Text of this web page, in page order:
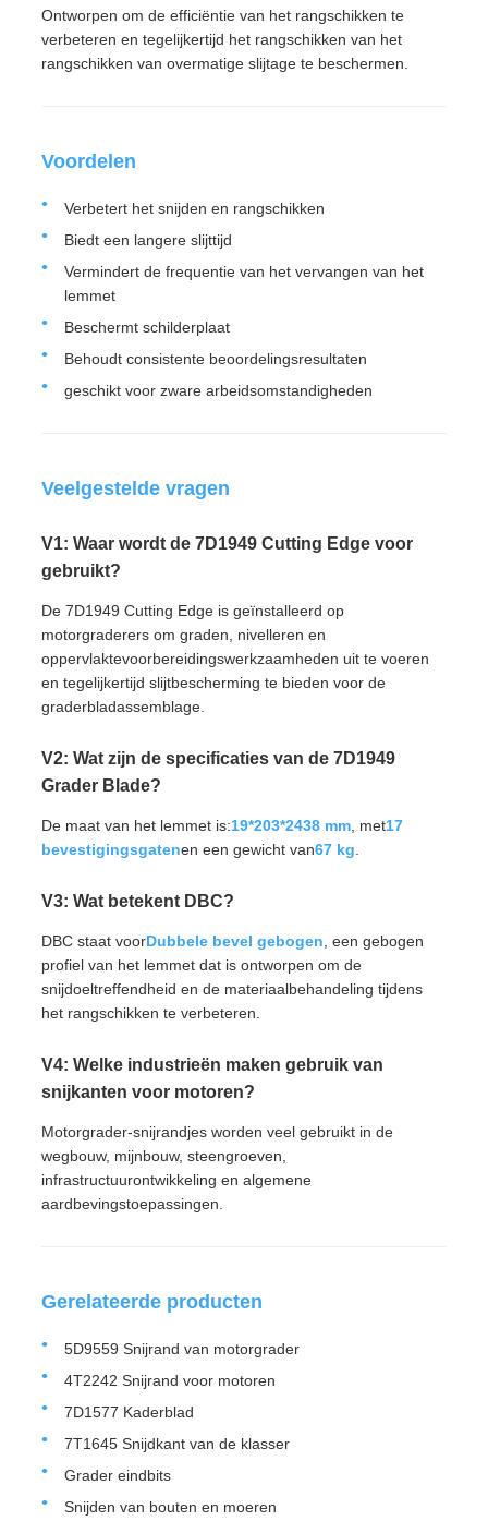
Ontworpen om de efficiëntie van het rangschikken te
verbeteren en tegelijkertijd het rangschikken van het
rangschikken van overmatige slijtage te beschermen.
Voordelen
Verbetert het snijden en rangschikken
Biedt een langere slijttijd
Vermindert de frequentie van het vervangen van het
lemmet
Beschermt schilderplaat
Behoudt consistente beoordelingsresultaten
geschikt voor zware arbeidsomstandigheden
Veelgestelde vragen
V1: Waar wordt de 7D1949 Cutting Edge voor
gebruikt?
De 7D1949 Cutting Edge is geïnstalleerd op
motorgraderers om graden, nivelleren en
oppervlaktevoorbereidingswerkzaamheden uit te voeren
en tegelijkertijd slijtbescherming te bieden voor de
graderbladassemblage.
V2: Wat zijn de specificaties van de 7D1949
Grader Blade?
De maat van het lemmet is:19*203*2438 mm, met17
bevestigingsgatenen een gewicht van67 kg
V3: Wat betekent DBC?
DBC staat voorDubbele bevel gebogen , een gebogen
profiel van het lemmet dat is ontworpen om de
snijdoeltreffendheid en de materiaalbehandeling tijdens
het rangschikken te verbeteren.
V4: Welke industrieën maken gebruik van
snijkanten voor motoren?
Motorgrader-snijrandjes worden veel gebruikt in de
wegbouw, mijnbouw, steengroeven,
infrastructuurontwikkeling en algemene
aardbevingstoepassingen.
Gerelateerde producten
5D9559 Snijrand van motorgrader
4T2242 Snijrand voor motoren
7D1577 Kaderblad
7T1645 Snijdkant van de klasser
Grader eindbits
Snijden van bouten en moeren